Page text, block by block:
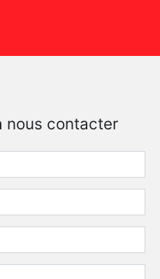
nous contacter